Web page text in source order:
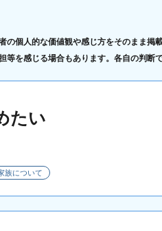
の個人的な価値観や感じ方をそのまま
等を感じる場合もあります。各自の判断
たい
族について